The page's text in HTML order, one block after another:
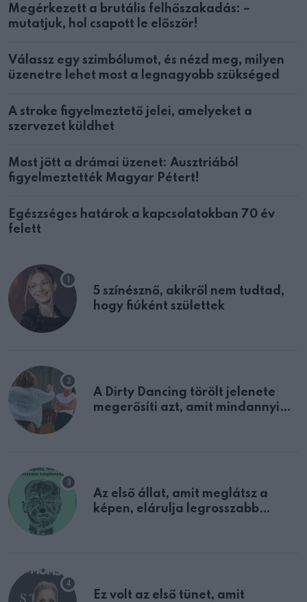
Megérkezett a brutális felhőszakadás: –
mutatjuk, hol csapott le először!
Válassz egy szimbólumot, és nézd meg, milyen
üzenetre lehet most a legnagyobb szükséged
A stroke figyelmeztető jelei, amelyeket a
szervezet küldhet
Most jött a drámai üzenet: Ausztriából
figyelmeztették Magyar Pétert!
Egészséges határok a kapcsolatokban 70 év
felett
5 színésznő, akikről nem tudtad,
hogy fiúként születtek
A Dirty Dancing törölt jelenete
megerősíti azt, amit mindannyian
Az első állat, amit meglátsz a
képen, elárulja legrosszabb
Ez volt az első tünet, amit